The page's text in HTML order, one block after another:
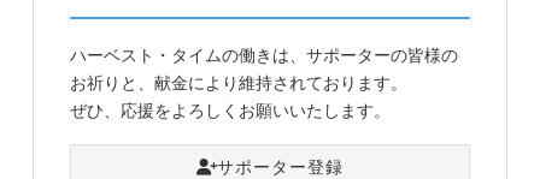
ハーベスト・タイムの働きは、サポーターの皆様の
お祈りと、献金により維持されております。
ぜひ、応援をよろしくお願いいたします。
サポーター登録